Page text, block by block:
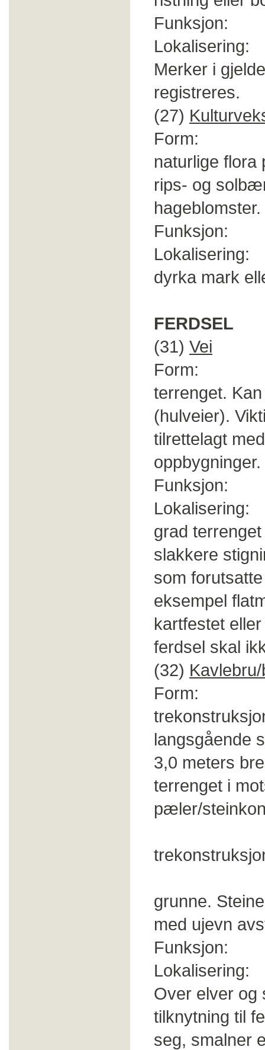
Funksjon:
Lokalisering:
Merker i
registreres.
(27)
Form:
naturlige flora
rips- og
hageblomster.
Funksjon:
Lokalisering:
dyrka mark
FERDSEL
(31) Vei
Form:
terrenget.
(hulveier).
tilrettelagt
oppbygninger.
Funksjon:
Lokalisering:
grad
slakkere
som
eksempel
kartfestet
ferdsel skal
(32)
Form:
langsgående
3,0 meters
terrenget i
pæler/
grunne.
med ujevn
Funksjon:
Lokalisering:
Over elver og
tilknytning til
seg, smalner